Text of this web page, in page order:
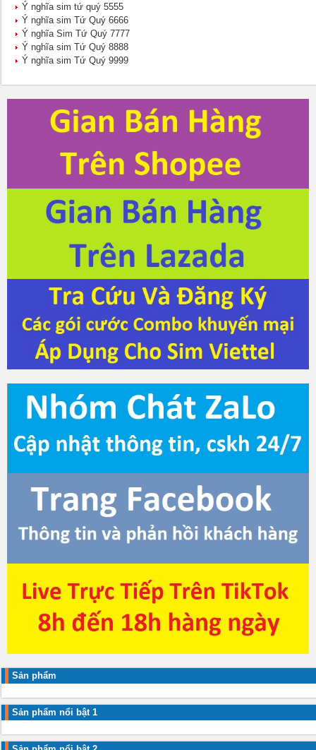
Ý nghĩa sim tứ quý 5555
Ý nghĩa sim Tứ Quý 6666
Ý nghĩa Sim Tứ Quý 7777
Ý nghĩa sim Tứ Quý 8888
Ý nghĩa sim Tứ Quý 9999
Sản phẩm
Sản phẩm nổi bật 1